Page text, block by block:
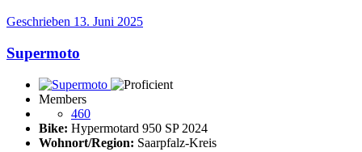
Geschrieben 13. Juni 2025
Supermoto
Members
460
Bike: Hypermotard 950 SP 2024
Wohnort/Region: Saarpfalz-Kreis